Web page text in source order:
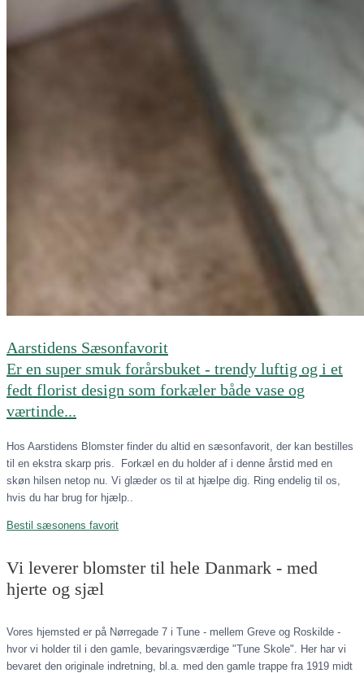
Aarstidens Sæsonfavorit
Er en super smuk forårsbuket - trendy luftig og i et
fedt florist design som forkæler både vase og
værtinde...
Hos Aarstidens Blomster finder du altid en sæsonfavorit, der kan bestilles
til en ekstra skarp pris. Forkæl en du holder af i denne årstid med en
skøn hilsen netop nu. Vi glæder os til at hjælpe dig. Ring endelig til os,
hvis du har brug for hjælp..
Bestil sæsonens favorit
Vi leverer blomster til hele Danmark - med
hjerte og sjæl
Vores hjemsted er på Nørregade 7 i Tune - mellem Greve og Roskilde -
hvor vi holder til i den gamle, bevaringsværdige "Tune Skole". Her har vi
bevaret den originale indretning, bl.a. med den gamle trappe fra 1919 midt